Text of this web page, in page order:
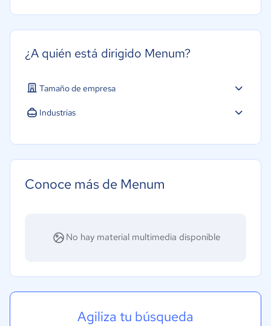
¿A quién está dirigido Menum?
Tamaño de empresa
Micro: 1 a 9 trabajadores
Industrias
Conoce más de Menum
No hay material multimedia disponible
Agiliza tu búsqueda